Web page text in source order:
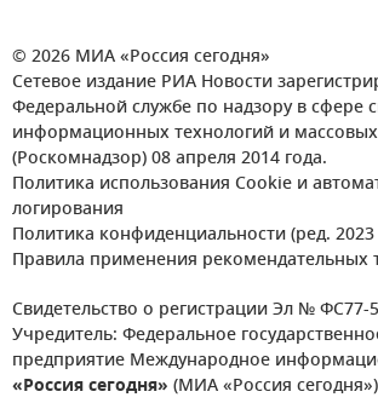
© 2026 МИА «Россия сегодня»
Сетевое издание РИА Новости
Федеральной службе по надзору в сфере
информационных технологий и
(Роскомнадзор) 08 апреля 2014 года.
Политика использования Cookie и
логирования
Политика конфиденциальности (ред. 2023
Правила применения рекомендательных
Свидетельство о регистрации Эл № ФС77-
Учредитель: Федеральное
предприятие Международное
«Россия сегодня» (МИА «Россия